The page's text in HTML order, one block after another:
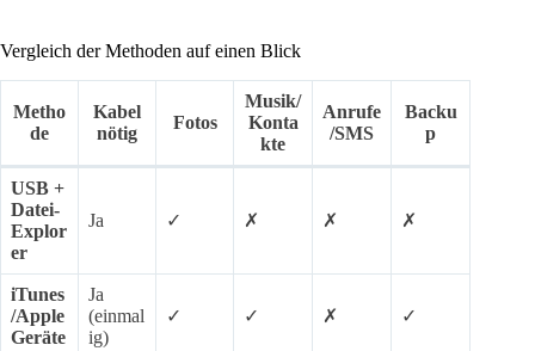
Vergleich der Methoden auf einen Blick
Metho
de
Kabel
nötig
Fotos
Musik/
Konta
kte
Anrufe
/SMS
Backu
p
USB +
Datei-
Explor
er
Ja ✓ ✗ ✗ ✗
iTunes
/Apple
Geräte
Ja
(einmal
ig)
✓ ✓ ✗ ✓